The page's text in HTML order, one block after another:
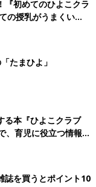
『初めてのひよこクラ
の授乳がうまくい
夏のトラブル 解決テ
たまひよ」
る本『ひよこクラブ
育児に役立つ情報が
誌を買うとポイント10